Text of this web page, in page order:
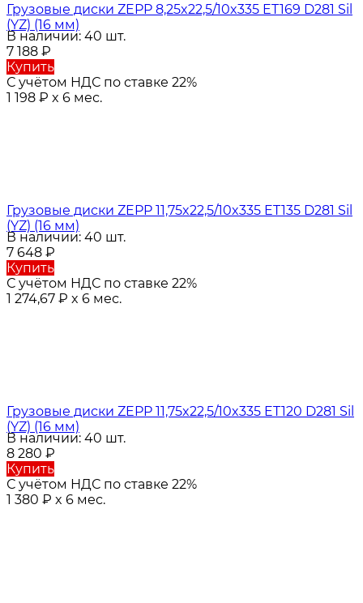
Грузовые диски ZEPP 8,25x22,5/10x335 ET169 D281 Sil
(YZ) (16 мм)
В наличии: 40 шт.
7 188 ₽
Купить
С учётом НДС по ставке 22%
1 198 ₽ x 6 мес.
Грузовые диски ZEPP 11,75x22,5/10x335 ET135 D281 Sil
(YZ) (16 мм)
В наличии: 40 шт.
7 648 ₽
Купить
С учётом НДС по ставке 22%
1 274,67 ₽ x 6 мес.
Грузовые диски ZEPP 11,75x22,5/10x335 ET120 D281 Sil
(YZ) (16 мм)
В наличии: 40 шт.
8 280 ₽
Купить
С учётом НДС по ставке 22%
1 380 ₽ x 6 мес.